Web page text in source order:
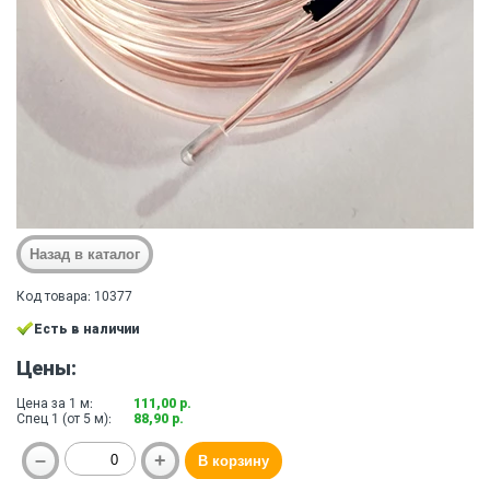
Код товара: 10377
Есть в наличии
Цены:
Цена за 1 м:
111,00 р.
Спец 1 (от 5 м):
88,90 р.